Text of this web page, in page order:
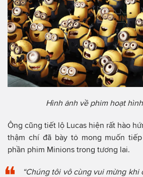
Hình ảnh về phim hoạt
Ông cũng tiết lộ Lucas hiện rất hào
thậm chí đã bày tỏ mong muốn
phần phim Minions trong tương lai.
“Chúng tôi vô cùng vui mừng khi